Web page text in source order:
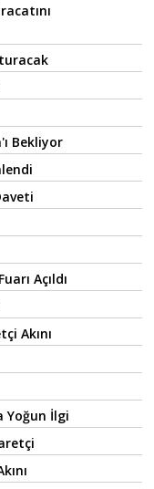
Bekliyor
Açıldı
Akını
Yoğun İlgi